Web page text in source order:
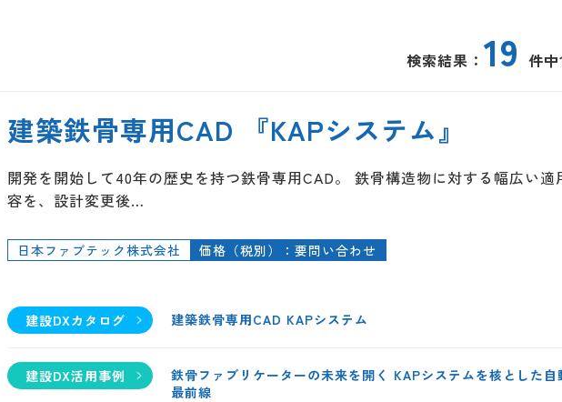
検索結果： 19 件中
建築鉄骨専用CAD 『KAPシステム』
開発を開始して40年の歴史を持つ鉄骨専用CAD。 鉄骨構造物に対する幅広い適
容を、設計変更後…
日本ファブテック株式会社 価格（税別）：要問い合わせ
建設DXカタログ 建築鉄骨専用CAD KAPシステム
建設DX活用事例
鉄骨ファブリケーターの未来を開く KAPシステムを核とした
最前線